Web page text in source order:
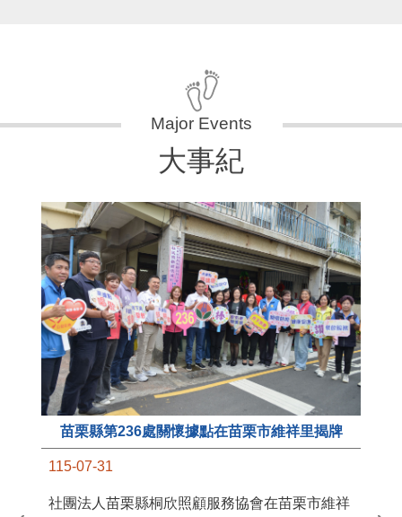
大事紀
苗栗縣第236處關懷據點在苗栗市維祥里揭牌
115-07-31
社團法人苗栗縣桐欣照顧服務協會在苗栗市維祥